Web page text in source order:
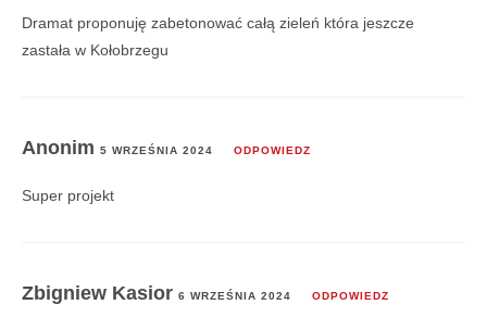
Dramat proponuję zabetonować całą zieleń która jeszcze
zastała w Kołobrzegu
Anonim 5 WRZEŚNIA 2024 ODPOWIEDZ
Super projekt
Zbigniew Kasior 6 WRZEŚNIA 2024 ODPOWIEDZ